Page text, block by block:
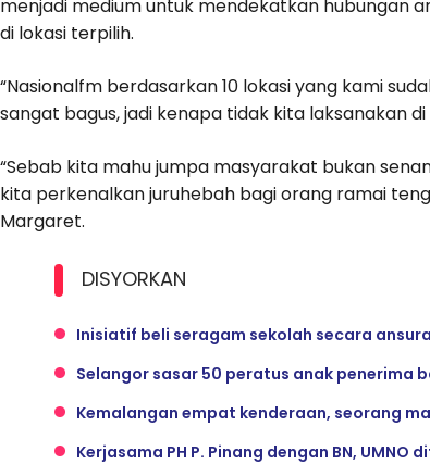
menjadi medium untuk mendekatkan hubungan
di lokasi terpilih.
“Nasionalfm berdasarkan 10 lokasi yang kami
sangat bagus, jadi kenapa tidak kita laksanakan
“Sebab kita mahu jumpa masyarakat bukan
kita perkenalkan juruhebah bagi orang ramai
Margaret.
DISYORKAN
Inisiatif beli seragam sekolah secara
Selangor sasar 50 peratus anak penerima
Kemalangan empat kenderaan, seorang
Kerjasama PH P. Pinang dengan BN, UMNO